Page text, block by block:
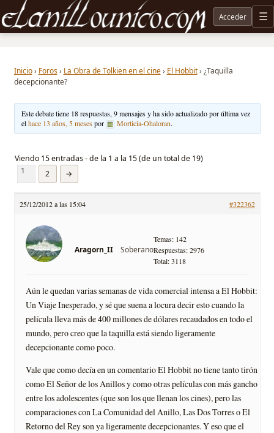
Noticias sobre Tolkien: El Señor de los Anillos, Los Anillos de Poder, La Caza de Gollum, la
Acceder
Inicio › Foros › La Obra de Tolkien en el cine › El Hobbit › ¿Taquilla
decepcionante?
Este debate tiene 18 respuestas, 9 mensajes y ha sido actualizado por última vez
elhace 13 años, 5 mesespor Morticia-Ohaloran.
Viendo 15 entradas - de la 1 a la 15 (de un total de 19)
1
2 →
25/12/2012 a las 15:04 #322362
Aragorn_II Soberano
Temas: 142
Respuestas: 2976
Total: 3118
Aún le quedan varias semanas de vida comercial intensa a El Hobbit:
Un Viaje Inesperado, y sé que suena a locura decir esto cuando la
película lleva más de 400 millones de dólares recaudados en todo el
mundo, pero creo que la taquilla está siendo ligeramente
decepcionante como poco.
Vale que como decía en un comentario El Hobbit no tiene tanto tirón
como El Señor de los Anillos y como otras películas con más gancho
entre los adolescentes (que son los que llenan los cines), pero las
comparaciones con La Comunidad del Anillo, Las Dos Torres o El
Retorno del Rey son ya ligeramente decepcionantes. Y eso que el